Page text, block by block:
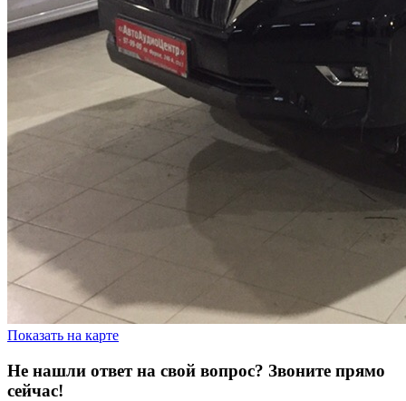
Показать на карте
Не нашли ответ на свой вопрос? Звоните прямо
сейчас!